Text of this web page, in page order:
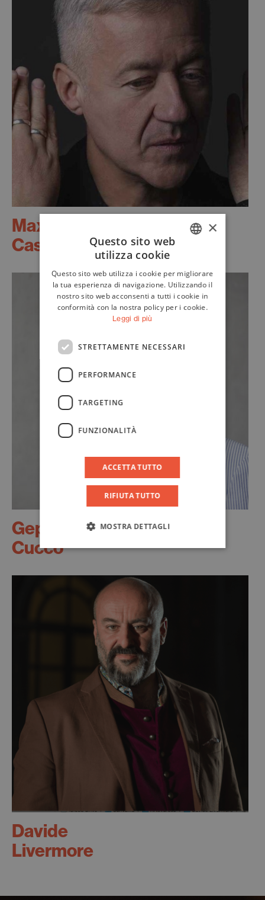
Max
Casacci
Gep
Cucco
Davide
Livermore
ENGLISH
×
Questo sito web
utilizza cookie
Questo sito web utilizza i cookie per migliorare
la tua esperienza di navigazione. Utilizzando il
nostro sito web acconsenti a tutti i cookie in
conformità con la nostra policy per i cookie.
Leggi di più
STRETTAMENTE NECESSARI
PERFORMANCE
TARGETING
FUNZIONALITÀ
ACCETTA TUTTO
RIFIUTA TUTTO
MOSTRA DETTAGLI